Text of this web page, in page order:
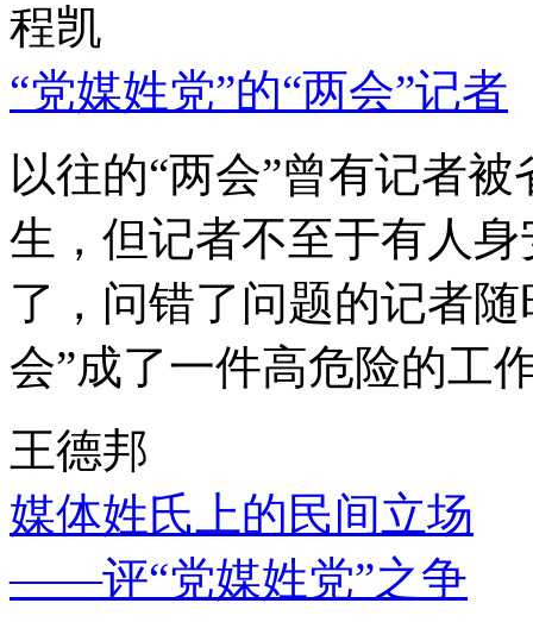
程凯
“党媒姓党”的“两会”记者
以往的“两会”曾有记者
生，但记者不至于有人
了，问错了问题的记者
会”成了一件高危险的工
王德邦
媒体姓氏上的民间立场
——评“党媒姓党”之争